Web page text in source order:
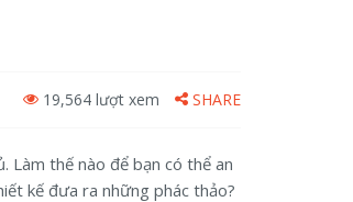
19,564 lượt xem SHARE
Làm thế nào để bạn có thể an
kế đưa ra những phác thảo?